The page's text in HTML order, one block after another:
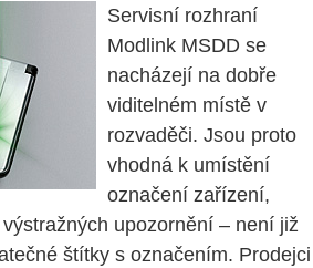
Servisní rozhraní
Modlink MSDD se
nacházejí na dobře
viditelném místě v
rozvaděči. Jsou proto
vhodná k umístění
označení zařízení,
upozornění – není již
štítky s označením. Prodejci